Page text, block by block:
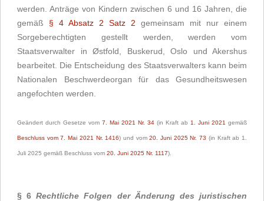
werden. Anträge von Kindern zwischen 6 und 16 Jahren, die
gemäß § 4 Absatz 2 Satz 2 gemeinsam mit nur einem
Sorgeberechtigten gestellt werden, werden vom
Staatsverwalter in Østfold, Buskerud, Oslo und Akershus
bearbeitet. Die Entscheidung des Staatsverwalters kann beim
Nationalen Beschwerdeorgan für das Gesundheitswesen
angefochten werden.
Geändert durch Gesetze vom 7. Mai 2021 Nr. 34 (in Kraft ab 1. Juni 2021
Beschluss vom 7. Mai 2021 Nr. 1416) und vom 20. Juni 2025 Nr. 73 (in Kraft ab 1.
Juli 2025 gemäß Beschluss vom 20. Juni 2025 Nr. 1117).
§ 6Rechtliche Folgen der Änderung des juristischen